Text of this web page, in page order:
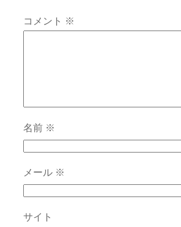
コメント ※
名前 ※
メール ※
サイト